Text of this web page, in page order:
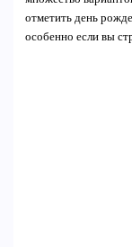
отметить день
особенно если вы